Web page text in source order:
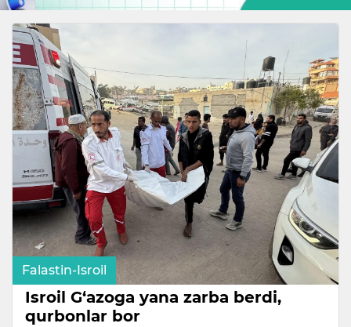
Falastin-Isroil
Isroil G‘azoga yana zarba berdi,
qurbonlar bor